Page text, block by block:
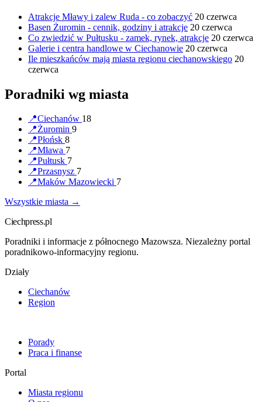
Atrakcje Mławy i zalew Ruda - co zobaczyć 20 czerwca
Basen Żuromin - cennik, godziny i atrakcje 20 czerwca
Co zwiedzić w Pułtusku - zamek, rynek, atrakcje 20 czerwca
Galerie i centra handlowe w Ciechanowie 20 czerwca
Ile mieszkańców mają miasta regionu ciechanowskiego 20
czerwca
Poradniki wg miasta
📍Ciechanów 18
📍Żuromin 9
📍Płońsk 8
📍Mława 7
📍Pułtusk 7
📍Przasnysz 7
📍Maków Mazowiecki 7
Wszystkie miasta →
Ciechpress.pl
Poradniki i informacje z północnego Mazowsza. Niezależny portal
poradnikowo-informacyjny regionu.
Działy
Ciechanów
Region
Porady
Praca i finanse
Portal
Miasta regionu